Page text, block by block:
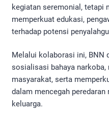
kegiatan seremonial, tetapi
memperkuat edukasi,
terhadap potensi
Melalui kolaborasi ini, BNN
sosialisasi bahaya narkoba,
masyarakat, serta
dalam mencegah
keluarga.